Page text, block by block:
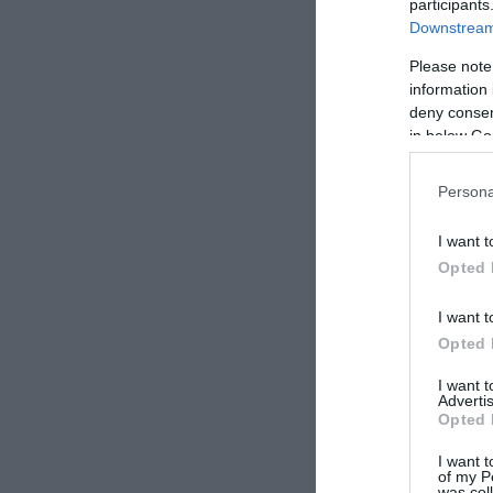
Please
information
deny
in below
I want
Opted
I want
Opted
I want
Opted
I want
of my